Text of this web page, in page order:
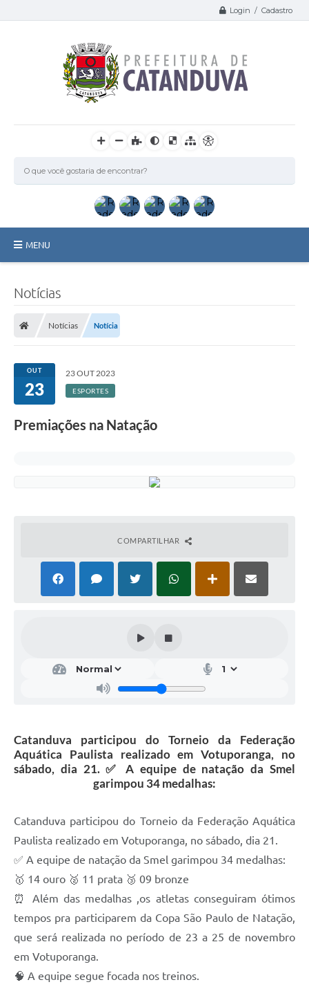
Login / Cadastro
MENU
Licitações / PCA
Transparência
A Prefeitura
Enquete
Agenda
SIC
Diário Oficial
Contato
Editais
Notícias
Notícias Notícia
OUT
23
23 OUT 2023
ESPORTES
Premiações na Natação
COMPARTILHAR
Catanduva participou do Torneio da Federação
Aquática Paulista realizado em Votuporanga, no
sábado, dia 21. ✅ A equipe de natação da Smel
garimpou 34 medalhas:
Catanduva participou do Torneio da Federação Aquática
Paulista realizado em Votuporanga, no sábado, dia 21.
✅ A equipe de natação da Smel garimpou 34 medalhas:
🥇 14 ouro 🥈 11 prata 🥉 09 bronze
⏰ Além das medalhas ,os atletas conseguiram ótimos
tempos pra participarem da Copa São Paulo de Natação,
que será realizada no período de 23 a 25 de novembro
em Votuporanga.
🧠 A equipe segue focada nos treinos.